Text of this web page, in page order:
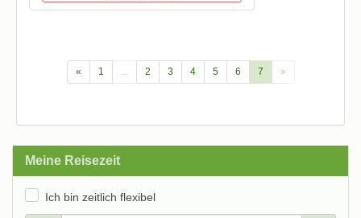
« 1 ... 2 3 4 5 6 7 »
Meine Reisezeit
Ich bin zeitlich flexibel